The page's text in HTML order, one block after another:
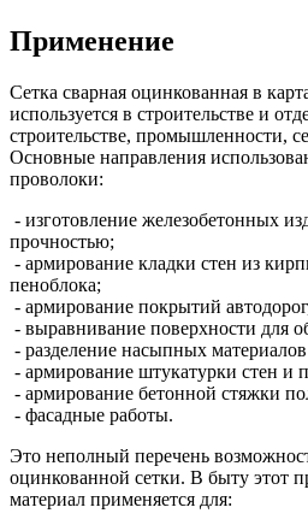
Применение
Сетка сварная оцинкованная в
используется в строительстве и
строительстве, промышленности,
Основные направления
проволоки:
- изготовление железобетонных
прочностью;
- армирование кладки стен из
пеноблока;
- армирование покрытий
- выравнивание поверхности для
- разделение насыпных
- армирование штукатурки стен и
- армирование бетонной стяжки
- фасадные работы.
Это неполный перечень
оцинкованной сетки. В быту этот
материал применяется для: